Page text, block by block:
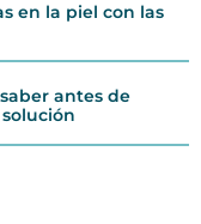
en la piel con las
antes de